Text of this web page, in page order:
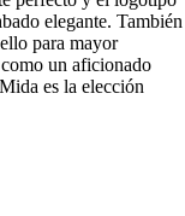
elegante. También
para mayor
un aficionado
es la elección